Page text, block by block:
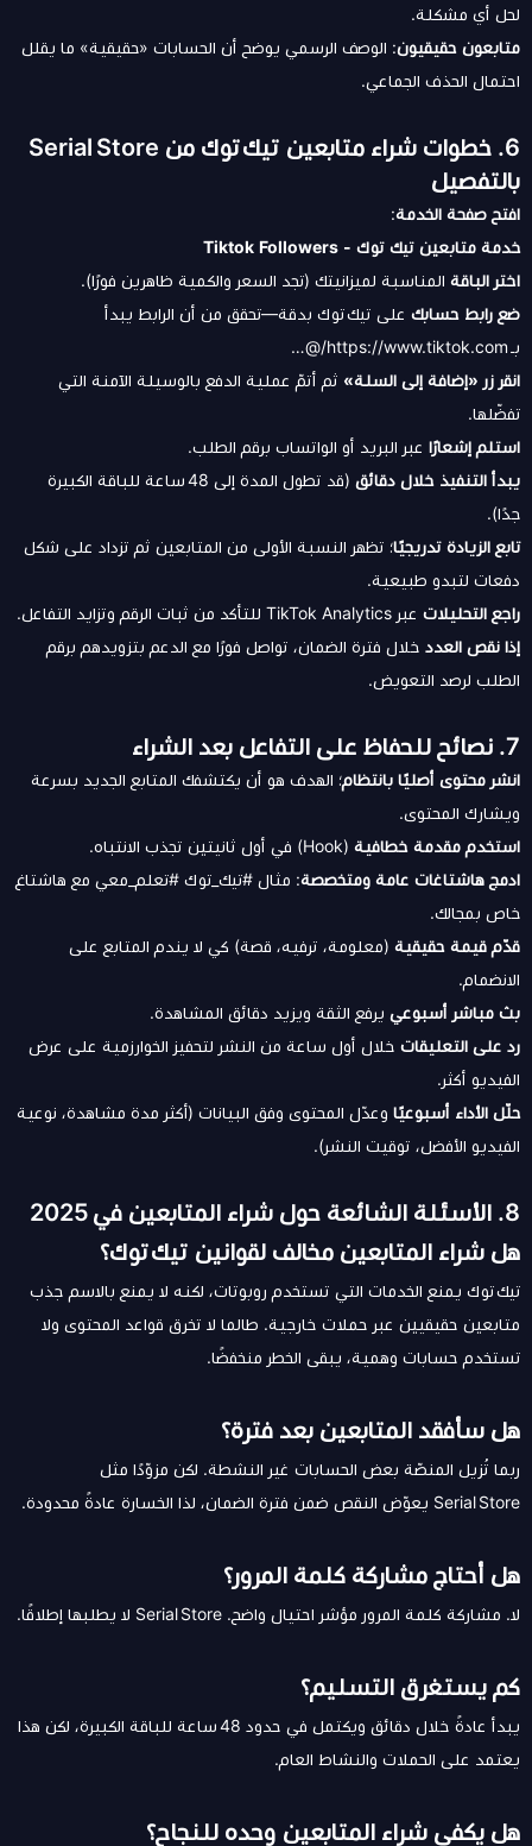
لحل أي مشكلة.
متابعون حقيقيون: الوصف الرسمي يوضح أن الحسابات «حقيقية» ما يقلل
احتمال الحذف الجماعي.
6. خطوات شراء متابعين تيك توك من Serial Store
بالتفصيل
افتح صفحة الخدمة:
خدمة متابعين تيك توك - Tiktok Followers
اختر الباقة المناسبة لميزانيتك (تجد السعر والكمية ظاهرين فورًا).
ضع رابط حسابك على تيك توك بدقة—تحقق من أن الرابط يبدأ
بـ https://www.tiktok.com/@…
انقر زر «إضافة إلى السلة» ثم أتمّ عملية الدفع بالوسيلة الآمنة التي
تفضّلها.
استلم إشعارًا عبر البريد أو الواتساب برقم الطلب.
يبدأ التنفيذ خلال دقائق
(قد تطول المدة إلى 48 ساعة للباقة الكبيرة
جدًا).
تابع الزيادة تدريجيًا؛ تظهر النسبة الأولى من المتابعين ثم تزداد على شكل
دفعات لتبدو طبيعية.
راجع التحليلات عبر TikTok Analytics للتأكد من ثبات الرقم وتزايد التفاعل.
إذا نقص العدد خلال فترة الضمان، تواصل فورًا مع الدعم بتزويدهم برقم
الطلب لرصد التعويض.
7. نصائح للحفاظ على التفاعل بعد الشراء
انشر محتوى أصليًا بانتظام؛ الهدف هو أن يكتشفك المتابع الجديد بسرعة
ويشارك المحتوى.
استخدم مقدمة خطافية (Hook) في أول ثانيتين تجذب الانتباه.
ادمج هاشتاغات عامة ومتخصصة: مثال #تيك_توك #تعلم_معي مع هاشتاغ
خاص بمجالك.
قدّم قيمة حقيقية (معلومة، ترفيه، قصة) كي لا يندم المتابع على
الانضمام.
بث مباشر أسبوعي يرفع الثقة ويزيد دقائق المشاهدة.
رد على التعليقات خلال أول ساعة من النشر لتحفيز الخوارزمية على عرض
الفيديو أكثر.
حلّل الأداء أسبوعيًا وعدّل المحتوى وفق البيانات (أكثر مدة مشاهدة، نوعية
الفيديو الأفضل، توقيت النشر).
8. الأسئلة الشائعة حول شراء المتابعين في 2025
هل شراء المتابعين مخالف لقوانين تيك توك؟
تيك توك يمنع الخدمات التي تستخدم روبوتات، لكنه لا يمنع بالاسم جذب
متابعين حقيقيين عبر حملات خارجية. طالما لا تخرق قواعد المحتوى ولا
تستخدم حسابات وهمية، يبقى الخطر منخفضًا.
هل سأفقد المتابعين بعد فترة؟
ربما تُزيل المنصّة بعض الحسابات غير النشطة. لكن مزوّدًا مثل
Serial Store يعوّض النقص ضمن فترة الضمان، لذا الخسارة عادةً محدودة.
هل أحتاج مشاركة كلمة المرور؟
لا. مشاركة كلمة المرور مؤشر احتيال واضح. Serial Store لا يطلبها إطلاقًا.
كم يستغرق التسليم؟
يبدأ عادةً خلال دقائق ويكتمل في حدود 48 ساعة للباقة الكبيرة، لكن هذا
يعتمد على الحملات والنشاط العام.
هل يكفي شراء المتابعين وحده للنجاح؟